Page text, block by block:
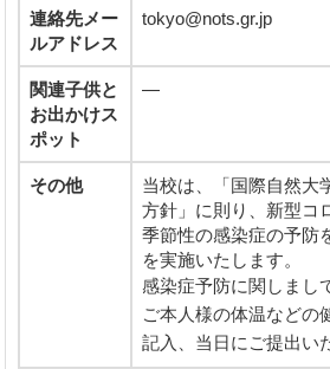
連絡先メー
ルアドレス
tokyo@nots.gr.jp
関連子供と
お出かけス
ポット
―
その他
当校は、「国際自然大
方針」に則り、新型コ
季節性の感染症の予防
を実施いたします。
感染症予防に関しまし
ご本人様の体温などの
記入、当日にご提出い